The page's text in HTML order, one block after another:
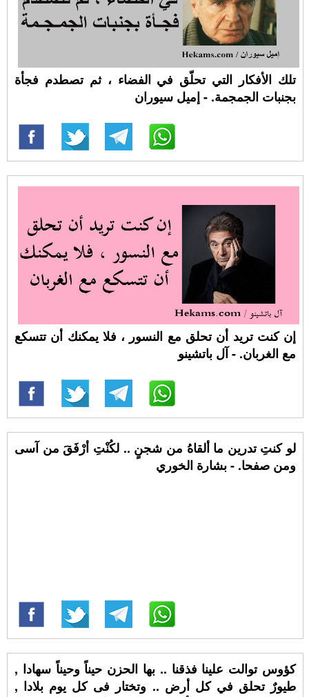
تلك الأفكار التي تحلّق في الفضاء ، ثم تصطدم فجأة
بجنبات الجمجمة. - إميل سيوران
إن كنت تريد أن تحلق مع النسور ، فلا يمكنك أن تتسكع
مع الغربان. - آل باتشينو
لو كنتِ تدرين ما ألقاهُ من شجنٍ .. لكُنْتِ أرْفَقَ من آسى
ومن صفحا. - بشارة الخوري
كؤوس توالت علينا فذقنا .. بها الحزن حيناً وحيناً سهادا ,
طيورٌ تحلق في كل أرض .. وتختار فى كل يوم بلادا ,